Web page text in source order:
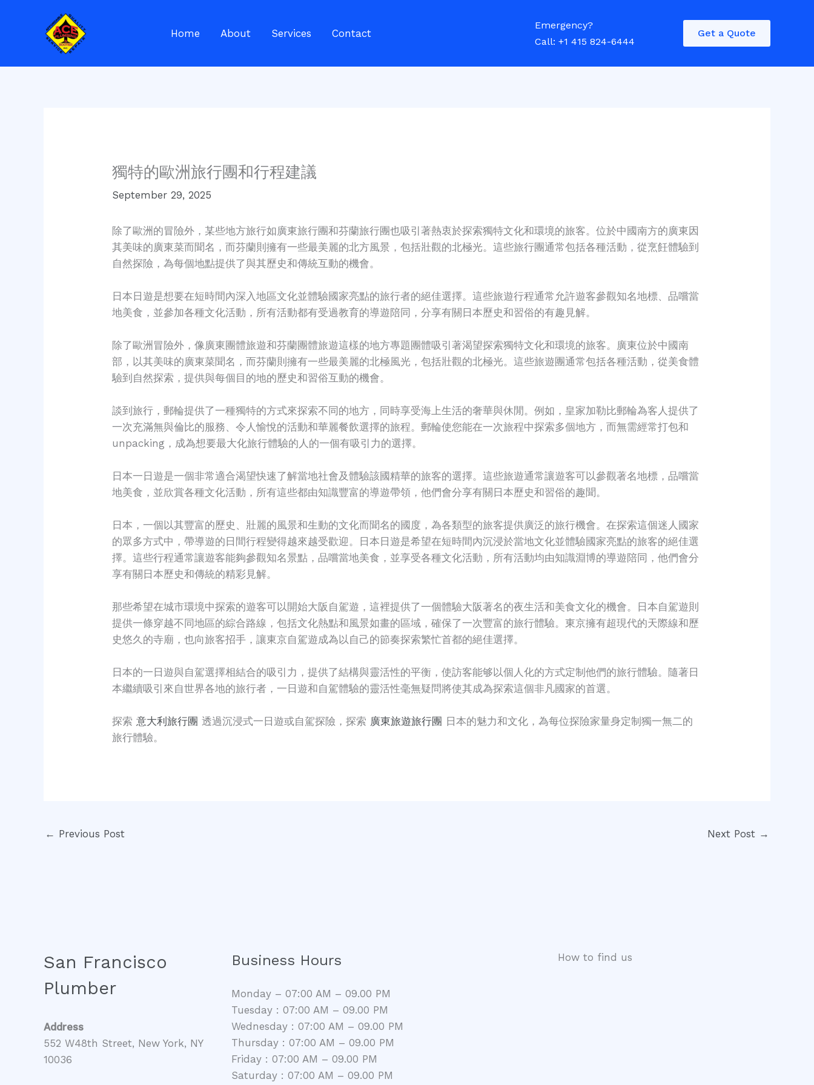
Home About Services Contact
Emergency?
Call: +1 415 824-6444
Get a Quote
獨特的歐洲旅行團和行程建議
September 29, 2025
除了歐洲的冒險外，某些地方旅行如廣東旅行團和芬蘭旅行團也吸引著熱衷於探索獨特文化和環境的旅客。位於中國南方的廣東因
其美味的廣東菜而聞名，而芬蘭則擁有一些最美麗的北方風景，包括壯觀的北極光。這些旅行團通常包括各種活動，從烹飪體驗到
自然探險，為每個地點提供了與其歷史和傳統互動的機會。
日本日遊是想要在短時間內深入地區文化並體驗國家亮點的旅行者的絕佳選擇。這些旅遊行程通常允許遊客參觀知名地標、品嚐當
地美食，並參加各種文化活動，所有活動都有受過教育的導遊陪同，分享有關日本歷史和習俗的有趣見解。
除了歐洲冒險外，像廣東團體旅遊和芬蘭團體旅遊這樣的地方專題團體吸引著渴望探索獨特文化和環境的旅客。廣東位於中國南
部，以其美味的廣東菜聞名，而芬蘭則擁有一些最美麗的北極風光，包括壯觀的北極光。這些旅遊團通常包括各種活動，從美食體
驗到自然探索，提供與每個目的地的歷史和習俗互動的機會。
談到旅行，郵輪提供了一種獨特的方式來探索不同的地方，同時享受海上生活的奢華與休閒。例如，皇家加勒比郵輪為客人提供了
一次充滿無與倫比的服務、令人愉悅的活動和華麗餐飲選擇的旅程。郵輪使您能在一次旅程中探索多個地方，而無需經常打包和
unpacking，成為想要最大化旅行體驗的人的一個有吸引力的選擇。
日本一日遊是一個非常適合渴望快速了解當地社會及體驗該國精華的旅客的選擇。這些旅遊通常讓遊客可以參觀著名地標，品嚐當
地美食，並欣賞各種文化活動，所有這些都由知識豐富的導遊帶領，他們會分享有關日本歷史和習俗的趣聞。
日本，一個以其豐富的歷史、壯麗的風景和生動的文化而聞名的國度，為各類型的旅客提供廣泛的旅行機會。在探索這個迷人國家
的眾多方式中，帶導遊的日間行程變得越來越受歡迎。日本日遊是希望在短時間內沉浸於當地文化並體驗國家亮點的旅客的絕佳選
擇。這些行程通常讓遊客能夠參觀知名景點，品嚐當地美食，並享受各種文化活動，所有活動均由知識淵博的導遊陪同，他們會分
享有關日本歷史和傳統的精彩見解。
那些希望在城市環境中探索的遊客可以開始大阪自駕遊，這裡提供了一個體驗大阪著名的夜生活和美食文化的機會。日本自駕遊則
提供一條穿越不同地區的綜合路線，包括文化熱點和風景如畫的區域，確保了一次豐富的旅行體驗。東京擁有超現代的天際線和歷
史悠久的寺廟，也向旅客招手，讓東京自駕遊成為以自己的節奏探索繁忙首都的絕佳選擇。
日本的一日遊與自駕選擇相結合的吸引力，提供了結構與靈活性的平衡，使訪客能够以個人化的方式定制他們的旅行體驗。隨著日
本繼續吸引來自世界各地的旅行者，一日遊和自駕體驗的靈活性毫無疑問將使其成為探索這個非凡國家的首選。
探索意大利旅行團 透過沉浸式一日遊或自駕探險，探索 廣東旅遊旅行團 日本的魅力和文化，為每位探險家量身定制獨一無二的
旅行體驗。
← Previous Post Next Post →
San Francisco
Plumber
Address
552 W48th Street, New York, NY
10036
Business Hours
Monday – 07:00 AM – 09.00 PM
Tuesday : 07:00 AM – 09.00 PM
Wednesday : 07:00 AM – 09.00 PM
Thursday : 07:00 AM – 09.00 PM
Friday : 07:00 AM – 09.00 PM
Saturday : 07:00 AM – 09.00 PM
How to find us